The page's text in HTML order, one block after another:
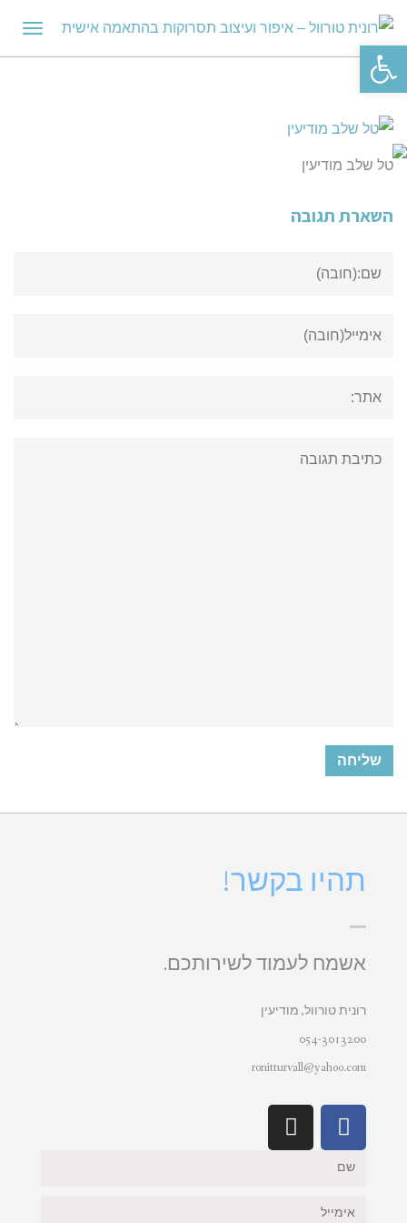
טל שלב מודיעין
השארת תגובה
תהיו בקשר!
אשמח לעמוד לשירותכם.
רונית טורוול, מודיעין
054-3013200
ronitturvall@yahoo.com
פתח סרגל נגישות